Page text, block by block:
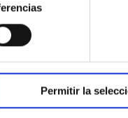
Permitir la
6 en Si menor,